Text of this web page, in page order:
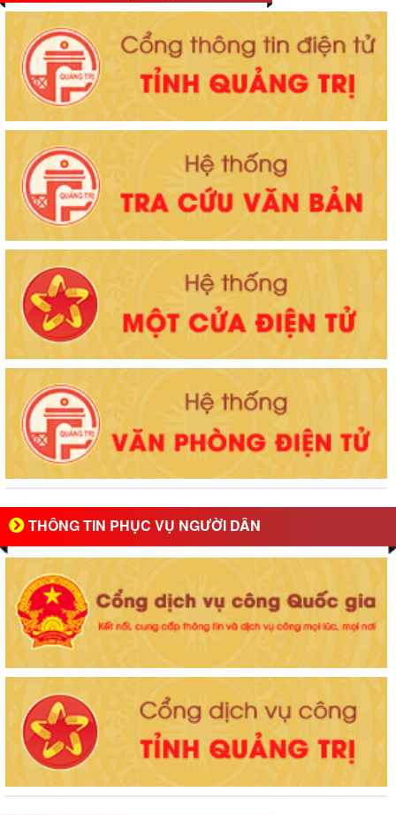
THÔNG TIN PHỤC VỤ NGƯỜI DÂN